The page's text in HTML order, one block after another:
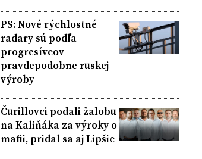
PS: Nové rýchlostné
radary sú podľa
progresívcov
pravdepodobne ruskej
výroby
Čurillovci podali žalobu
na Kaliňáka za výroky o
mafii, pridal sa aj Lipšic